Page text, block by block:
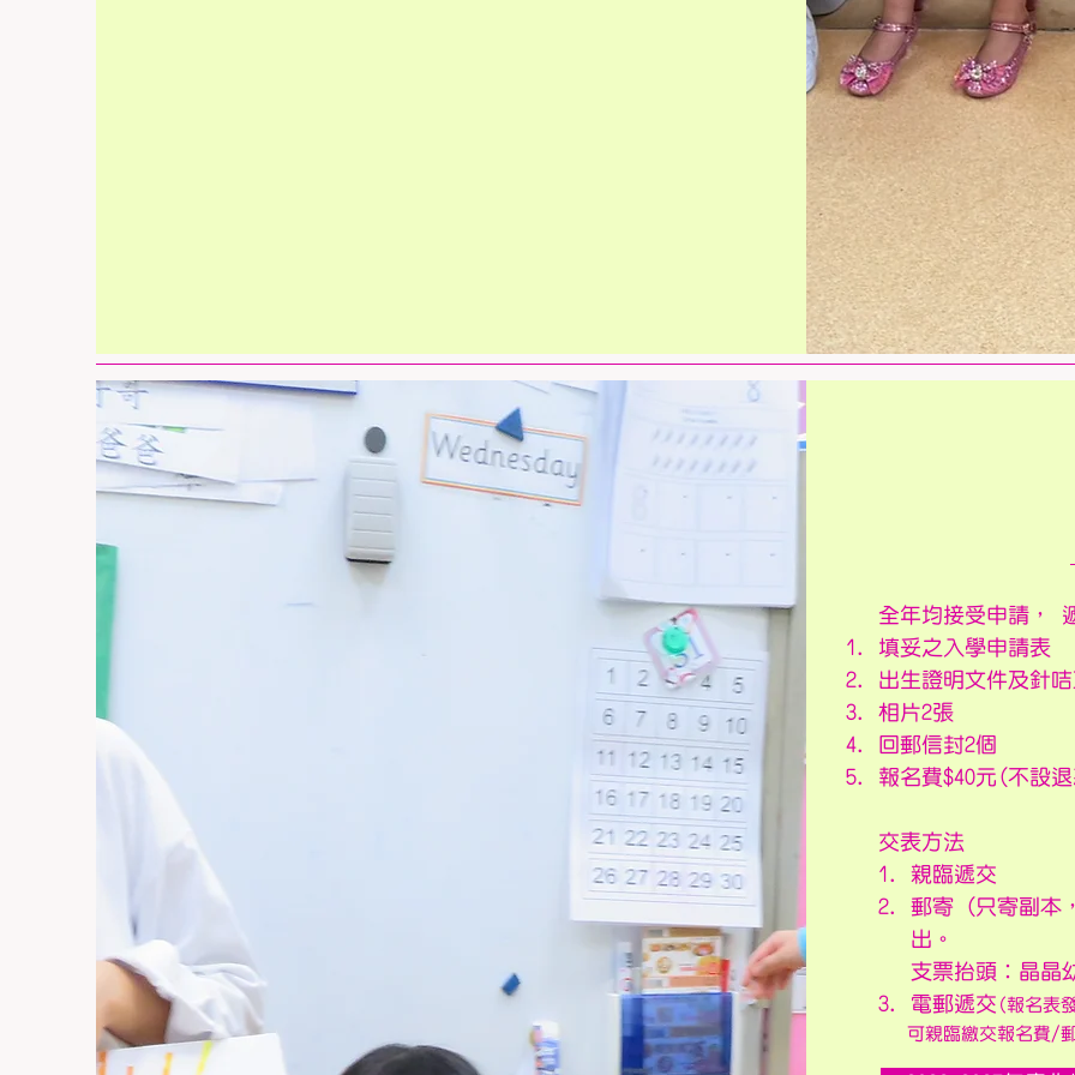
全年均接受申請，
填妥之入學申請表
出生證明文件及針
相片2張
回郵信封2個
報名費$40元(不設
交表方法
1. 親臨遞交
2. 郵寄 (只寄副本
出。
支票抬頭︰晶晶
3. 電郵遞交 (報名表
可親臨繳交報名費/